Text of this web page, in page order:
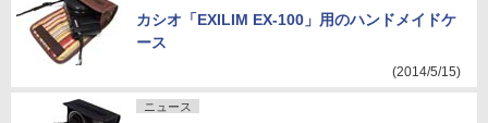
カシオ「EXILIM EX-100」用のハンドメイドケ
ース
(2014/5/15)
ニュース